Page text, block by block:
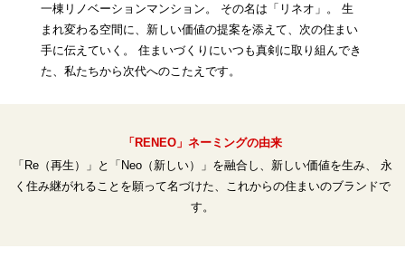
一棟リノベーションマンション。
その名は「リネオ」。
生
まれ変わる空間に、新しい価値の提案を添えて、次の住まい
手に伝えていく。
住まいづくりにいつも真剣に取り組んでき
た、私たちから次代へのこたえです。
「RENEO」ネーミングの由来
「Re（再生）」と「Neo（新しい）」を融合し、新しい価値を生み、
永
く住み継がれることを願って名づけた、これからの住まいのブランドで
す。